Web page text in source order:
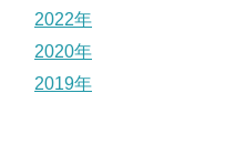
2022年
2020年
2019年